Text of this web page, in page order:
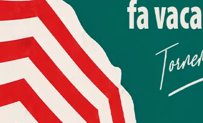
amb la crònica del festival, en un
que l’espai del diari és limitat i el
gairebé enumerativa, deixo a
Més informació Acceptar
Quan l’usuari crea un compte al
consentiment explícit per
informatives relacionades
consentiment pot ser revocat
mitjançant l’enllaç de baixa